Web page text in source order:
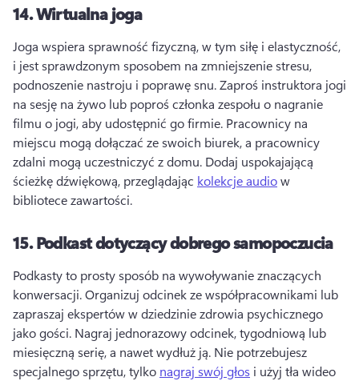
14.Wirtualna joga
Joga wspiera sprawność fizyczną, w tym siłę i elastyczność,
i jest sprawdzonym sposobem na zmniejszenie stresu,
podnoszenie nastroju i poprawę snu. Zaproś instruktora jogi
na sesję na żywo lub poproś członka zespołu o nagranie
filmu o jogi, aby udostępnić go firmie. Pracownicy na
miejscu mogą dołączać ze swoich biurek, a pracownicy
zdalni mogą uczestniczyć z domu. Dodaj uspokajającą
ścieżkę dźwiękową, przeglądając kolekcje audio w
bibliotece zawartości.
15.Podkast dotyczący dobrego samopoczucia
Podkasty to prosty sposób na wywoływanie znaczących
konwersacji. Organizuj odcinek ze współpracownikami lub
zapraszaj ekspertów w dziedzinie zdrowia psychicznego
jako gości. Nagraj jednorazowy odcinek, tygodniową lub
miesięczną serię, a nawet wydłuż ją. Nie potrzebujesz
specjalnego sprzętu, tylko nagraj swój głos i użyj tła wideo